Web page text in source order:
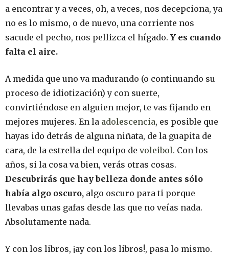
a encontrar y a veces, oh, a veces, nos decepciona, ya
no es lo mismo, o de nuevo, una corriente nos
sacude el pecho, nos pellizca el hígado. Y es cuando
falta el aire.
A medida que uno va madurando (o continuando su
proceso de idiotización) y con suerte,
convirtiéndose en alguien mejor, te vas fijando en
mejores mujeres. En la adolescencia, es posible que
hayas ido detrás de alguna niñata, de la guapita de
cara, de la estrella del equipo de voleibol. Con los
años, si la cosa va bien, verás otras cosas.
Descubrirás que hay belleza donde antes sólo
había algo oscuro, algo oscuro para ti porque
llevabas unas gafas desde las que no veías nada.
Absolutamente nada.
Y con los libros, ¡ay con los libros!, pasa lo mismo.